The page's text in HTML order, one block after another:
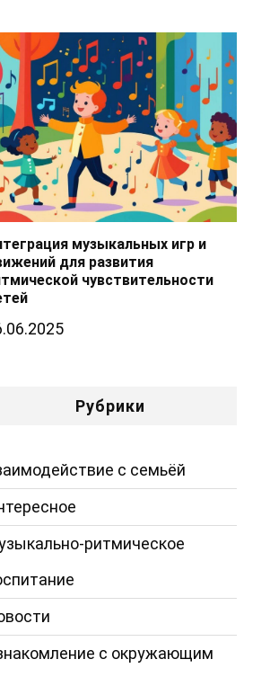
музыкальных игр и
для развития
чувствительности
Рубрики
с семьёй
ритмическое
с окружающим